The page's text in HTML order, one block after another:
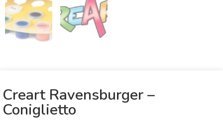
Creart Ravensburger –
Coniglietto